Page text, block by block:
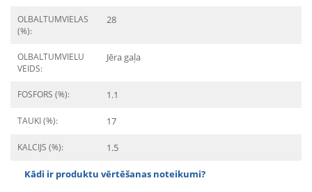
OLBALTUMVIELAS
(%):
28
OLBALTUMVIELU
VEIDS:
Jēra gaļa
FOSFORS (%): 1.1
TAUKI (%): 17
KALCIJS (%): 1.5
Kādi ir produktu vērtēšanas noteikumi?